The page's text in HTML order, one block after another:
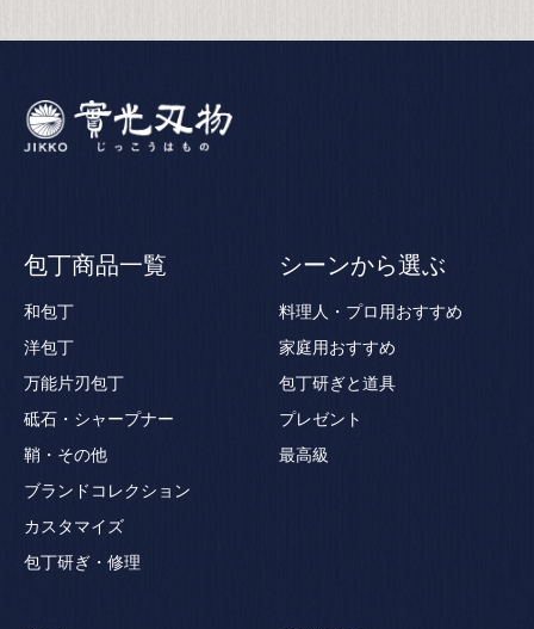
包丁商品一覧
和包丁
洋包丁
万能片刃包丁
砥石・シャープナー
鞘・その他
ブランドコレクション
カスタマイズ
包丁研ぎ・修理
シーンから選ぶ
料理人・プロ用おすすめ
家庭用おすすめ
包丁研ぎと道具
プレゼント
最高級